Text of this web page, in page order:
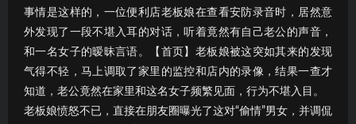
事情是这样的，一位便利店老板娘在查看安防录音时，居然意
外发现了一段不堪入耳的对话，听着竟然有自己老公的声音，
和一名女子的暧昧言语。【首页】老板娘被这突如其来的发现
气得不轻，马上调取了家里的监控和店内的录像，结果一查才
知道，老公竟然在家里和这名女子频繁见面，行为不堪入目。
老板娘愤怒不已，直接在朋友圈曝光了这对“偷情”男女，并调侃